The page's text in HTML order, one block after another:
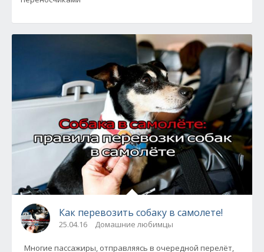
Как перевозить собаку в самолете!
25.04.16 Домашние любимцы
Многие пассажиры, отправляясь в очередной перелёт,